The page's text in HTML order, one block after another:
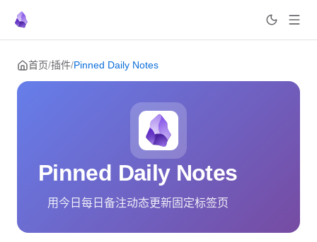
Skip to content
首页/插件/Pinned Daily Notes
Pinned Daily Notes
用今日每日备注动态更新固定标签页